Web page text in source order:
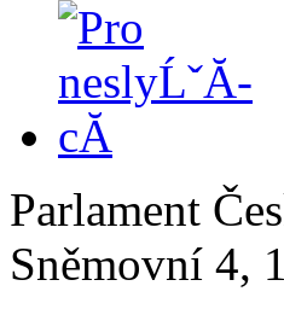
Parlament
Sněmovní 4,